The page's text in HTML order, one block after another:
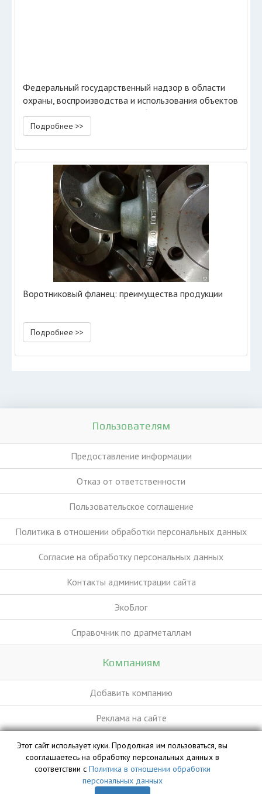
Федеральный государственный надзор в области
охраны, воспроизводства и использования объектов
животного мира и среды их обитания
Подробнее >>
Воротниковый фланец: преимущества продукции
Подробнее >>
Пользователям
Предоставление информации
Отказ от ответственности
Пользовательское соглашение
Политика в отношении обработки персональных данных
Согласие на обработку персональных данных
Контакты администрации сайта
ЭкоБлог
Справочник по драгметаллам
Компаниям
Добавить компанию
Реклама на сайте
База данных сайта vyvoz.org является интеллектуальной
собственностью ООО «Профит» и охраняется законом.
Этот сайт использует куки. Продолжая им пользоваться, вы
сооглашаетесь на обработку персональных данных в
соответствии с Политика в отношении обработки
персональных данных